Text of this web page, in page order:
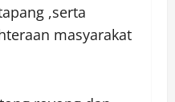
,serta
masyarakat